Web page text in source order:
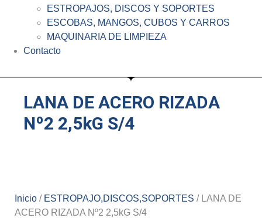
ESTROPAJOS, DISCOS Y SOPORTES
ESCOBAS, MANGOS, CUBOS Y CARROS
MAQUINARIA DE LIMPIEZA
Contacto
LANA DE ACERO RIZADA
Nº2 2,5kG S/4
Inicio / ESTROPAJO,DISCOS,SOPORTES / LANA DE
ACERO RIZADA Nº2 2,5kG S/4